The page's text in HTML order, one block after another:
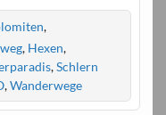
,
, Hexen,
,Schlern
,Wanderwege